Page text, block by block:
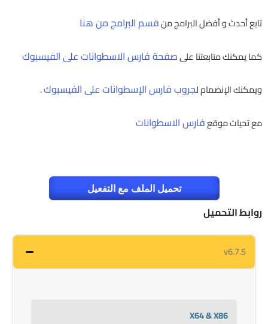
تابع أحدث و أفضل البرامج منقسم البرامج من هنا
كما يمكنك متابعتنا علىصفحة فارس الاسطوانات على الفيسبوك
ويمكنك الإنضمام لجروب فارس الإسطوانات على الفيسبوك.
مع تحيات موقعفارس الاسطوانات
تحميل الملف مع التفعيل
روابط التحميل
v6.7.5
X64 & X86